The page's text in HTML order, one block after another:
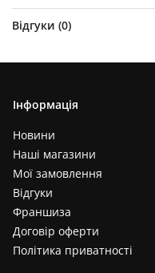
Відгуки (0)
Інформація
Новини
Наші магазини
Мої замовлення
Відгуки
Франшиза
Договір оферти
Політика приватності